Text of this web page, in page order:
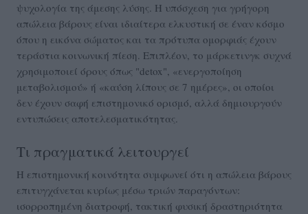
ψυχολογία της άμεσης λύσης. Η υπόσχεση για γρήγορη
απώλεια βάρους είναι ιδιαίτερα ελκυστική σε έναν κόσμο
όπου η εικόνα σώματος και τα πρότυπα ομορφιάς έχουν
τεράστια κοινωνική πίεση. Επιπλέον, το μάρκετινγκ συχνά
χρησιμοποιεί όρους όπως "detox", «ενεργοποίηση
μεταβολισμού» ή «καύση λίπους σε 7 ημέρες», οι οποίοι
δεν έχουν σαφή επιστημονικό ορισμό, αλλά δημιουργούν
εντυπώσεις αποτελεσματικότητας.
Τι πραγματικά λειτουργεί
Η επιστημονική κοινότητα συμφωνεί ότι η απώλεια βάρους
επιτυγχάνεται κυρίως μέσω τριών παραγόντων:
ισορροπημένη διατροφή, τακτική φυσική δραστηριότητα